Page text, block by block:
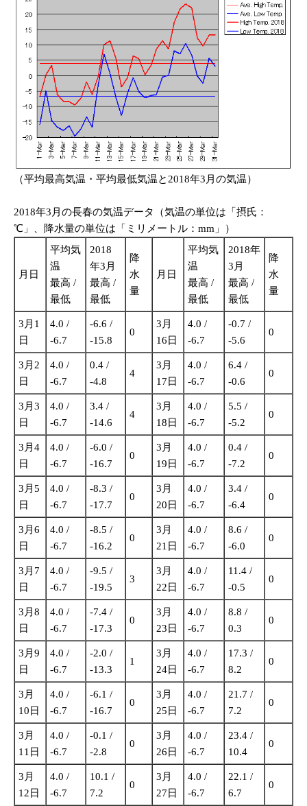
（平均最高気温・平均最低気温と2018年3月の気温）
2018年3月の長春の気温データ（気温の単位は「摂氏：
℃」、降水量の単位は「ミリメートル：mm」）
月日
平均気
温
最高 /
最低
2018
年3月
最高 /
最低
降
水
量
月日
平均気
温
最高 /
最低
2018年
3月
最高 /
最低
降
水
量
3月1
日
4.0 /
-6.7
-6.6 /
-15.8
0
3月
16日
4.0 /
-6.7
-0.7 /
-5.6
0
3月2
日
4.0 /
-6.7
0.4 /
-4.8
4
3月
17日
4.0 /
-6.7
6.4 /
-0.6
0
3月3
日
4.0 /
-6.7
3.4 /
-14.6
4
3月
18日
4.0 /
-6.7
5.5 /
-5.2
0
3月4
日
4.0 /
-6.7
-6.0 /
-16.7
0
3月
19日
4.0 /
-6.7
0.4 /
-7.2
0
3月5
日
4.0 /
-6.7
-8.3 /
-17.7
0
3月
20日
4.0 /
-6.7
3.4 /
-6.4
0
3月6
日
4.0 /
-6.7
-8.5 /
-16.2
0
3月
21日
4.0 /
-6.7
8.6 /
-6.0
0
3月7
日
4.0 /
-6.7
-9.5 /
-19.5
3
3月
22日
4.0 /
-6.7
11.4 /
-0.5
0
3月8
日
4.0 /
-6.7
-7.4 /
-17.3
0
3月
23日
4.0 /
-6.7
8.8 /
0.3
0
3月9
日
4.0 /
-6.7
-2.0 /
-13.3
1
3月
24日
4.0 /
-6.7
17.3 /
8.2
0
3月
10日
4.0 /
-6.7
-6.1 /
-16.7
0
3月
25日
4.0 /
-6.7
21.7 /
7.2
0
3月
11日
4.0 /
-6.7
-0.1 /
-2.8
0
3月
26日
4.0 /
-6.7
23.4 /
10.4
0
3月
12日
4.0 /
-6.7
10.1 /
7.2
0
3月
27日
4.0 /
-6.7
22.1 /
6.7
0